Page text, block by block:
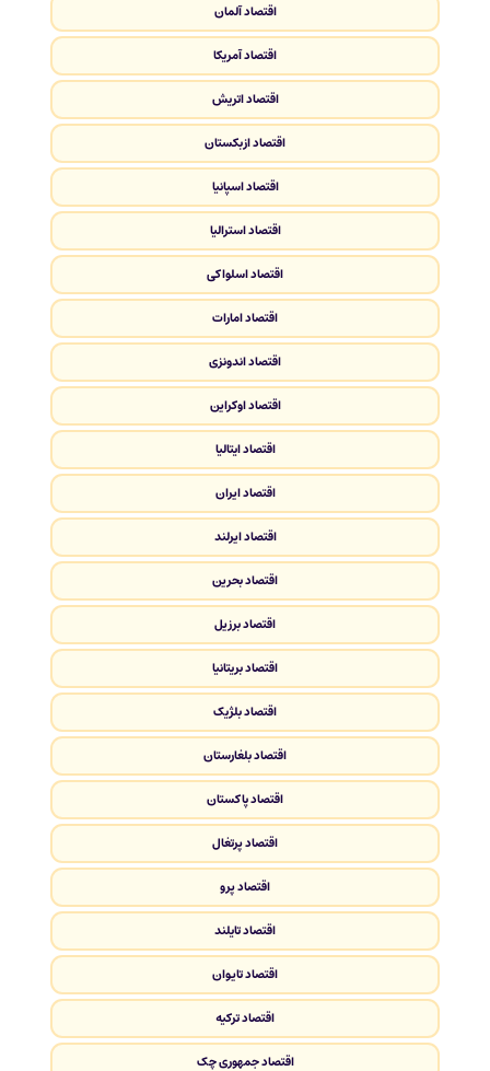
اقتصاد آلمان
اقتصاد آمریکا
اقتصاد اتریش
اقتصاد ازبکستان
اقتصاد اسپانیا
اقتصاد استرالیا
اقتصاد اسلواکی
اقتصاد امارات
اقتصاد اندونزی
اقتصاد اوکراین
اقتصاد ایتالیا
اقتصاد ایران
اقتصاد ایرلند
اقتصاد بحرین
اقتصاد برزیل
اقتصاد بریتانیا
اقتصاد بلژیک
اقتصاد بلغارستان
اقتصاد پاکستان
اقتصاد پرتغال
اقتصاد پرو
اقتصاد تایلند
اقتصاد تایوان
اقتصاد ترکیه
اقتصاد جمهوری چک